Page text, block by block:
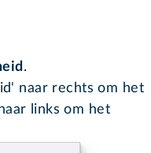
.
naar rechts om het
links om het